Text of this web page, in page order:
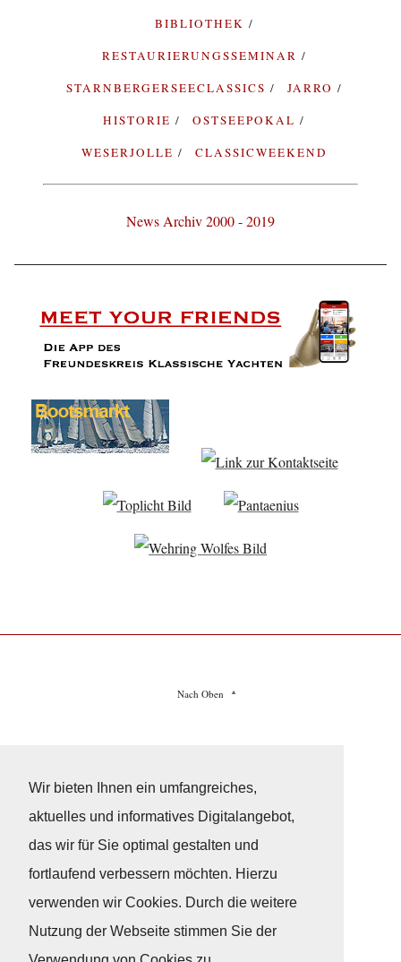
Wir bieten Ihnen ein umfangreiches,
aktuelles und informatives Digitalangebot,
das wir für Sie optimal gestalten und
fortlaufend verbessern möchten. Hierzu
verwenden wir Cookies. Durch die weitere
Nutzung der Webseite stimmen Sie der
BIBLIOTHEK
RESTAURIERUNGSSEMINAR
STARNBERGERSEECLASSICS
JARRO
HISTORIE
OSTSEEPOKAL
WESERJOLLE
CLASSICWEEKEND
News Archiv 2000 - 2019
Nach Oben
© Copyright © 2026 / Freundeskreis Klassische Yachten